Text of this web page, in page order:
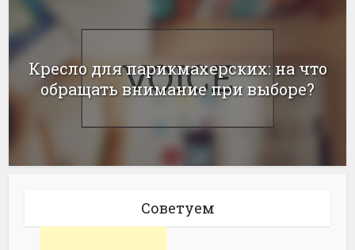
Кресло для парикмахерских: на что
обращать внимание при выборе?
Советуем